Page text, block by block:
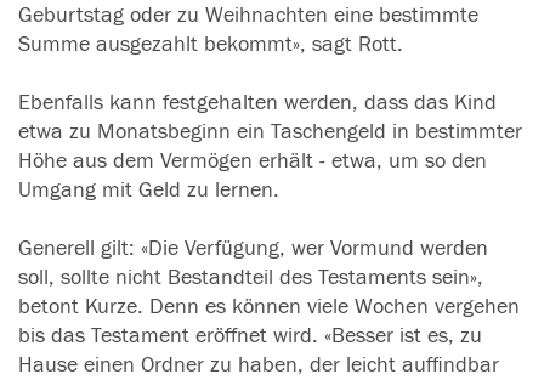
Geburtstag oder zu Weihnachten eine bestimmte
Summe ausgezahlt bekommt», sagt Rott.
Ebenfalls kann festgehalten werden, dass das Kind
etwa zu Monatsbeginn ein Taschengeld in bestimmter
Höhe aus dem Vermögen erhält - etwa, um so den
Umgang mit Geld zu lernen.
Generell gilt: «Die Verfügung, wer Vormund werden
soll, sollte nicht Bestandteil des Testaments sein»,
betont Kurze. Denn es können viele Wochen vergehen
bis das Testament eröffnet wird. «Besser ist es, zu
Hause einen Ordner zu haben, der leicht auffindbar